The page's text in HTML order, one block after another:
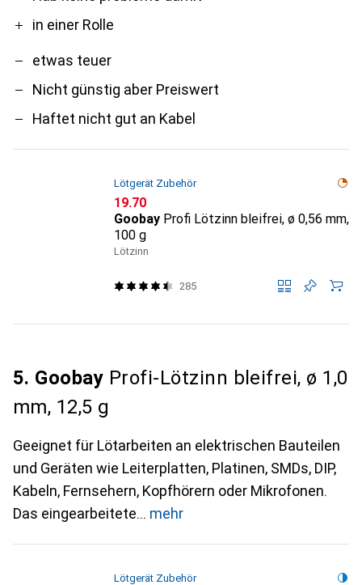
in einer Rolle
etwas teuer
Nicht günstig aber Preiswert
Haftet nicht gut an Kabel
Lötgerät Zubehör
CHF
19.70
Goobay Profi Lötzinn bleifrei, ø 0,56 mm,
100 g
Lötzinn
285
5. Goobay Profi-Lötzinn bleifrei, ø 1,0
mm, 12,5 g
Geeignet für Lötarbeiten an elektrischen Bauteilen
und Geräten wie Leiterplatten, Platinen, SMDs, DIP,
Kabeln, Fernsehern, Kopfhörern oder Mikrofonen.
Das eingearbeitete
mehr
Lötgerät Zubehör